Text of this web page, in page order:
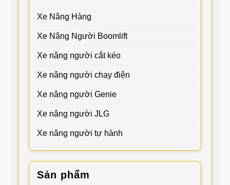
Xe Nâng Hàng
Xe Nâng Người Boomlift
Xe nâng người cắt kéo
Xe nâng người chạy điện
Xe nâng người Genie
Xe nâng người JLG
Xe nâng người tự hành
Sản phẩm